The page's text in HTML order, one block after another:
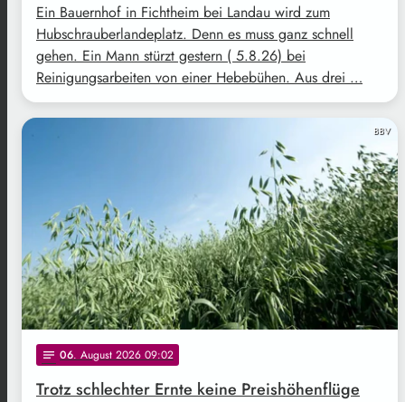
Ein Bauernhof in Fichtheim bei Landau wird zum
Hubschrauberlandeplatz. Denn es muss ganz schnell
gehen. Ein Mann stürzt gestern ( 5.8.26) bei
Reinigungsarbeiten von einer Hebebühen. Aus drei …
BBV
notes 06. August 2026 09:02
Trotz schlechter Ernte keine Preishöhenflüge